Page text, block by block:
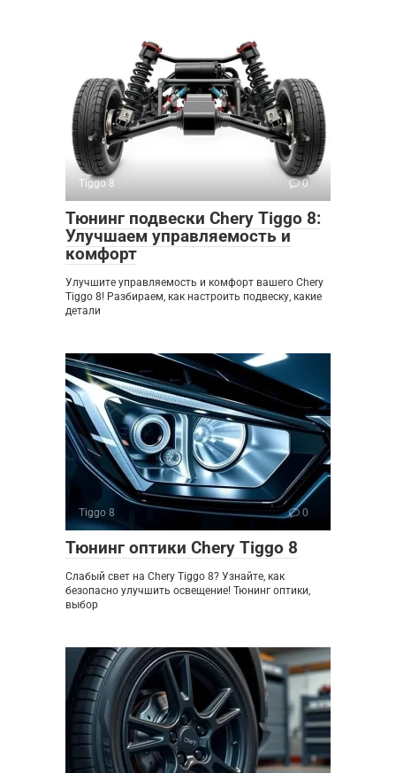
Tiggo 8 0
Тюнинг подвески Chery Tiggo 8:
Улучшаем управляемость и
комфорт
Улучшите управляемость и комфорт вашего Chery
Tiggo 8! Разбираем, как настроить подвеску, какие
детали
Tiggo 8 0
Тюнинг оптики Chery Tiggo 8
Слабый свет на Chery Tiggo 8? Узнайте, как
безопасно улучшить освещение! Тюнинг оптики,
выбор